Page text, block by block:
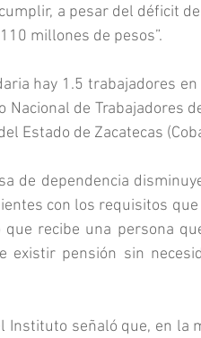
a pesar del déficit
millones de pesos”.
hay 1.5 trabajadores
Nacional de Trabajadores
Estado de Zacatecas
de dependencia
con los requisitos
recibe una persona
existir pensión sin
Instituto señaló que, en la